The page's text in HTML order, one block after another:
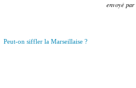
envoyé par
Peut-on siffler la Marseillaise ?